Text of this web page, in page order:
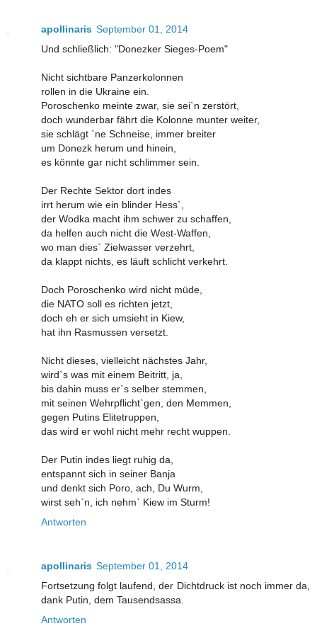
apollinaris September 01, 2014
Und schließlich: "Donezker Sieges-Poem"
Nicht sichtbare Panzerkolonnen
rollen in die Ukraine ein.
Poroschenko meinte zwar, sie sei`n zerstört,
doch wunderbar fährt die Kolonne munter weiter,
sie schlägt `ne Schneise, immer breiter
um Donezk herum und hinein,
es könnte gar nicht schlimmer sein.
Der Rechte Sektor dort indes
irrt herum wie ein blinder Hess`,
der Wodka macht ihm schwer zu schaffen,
da helfen auch nicht die West-Waffen,
wo man dies` Zielwasser verzehrt,
da klappt nichts, es läuft schlicht verkehrt.
Doch Poroschenko wird nicht müde,
die NATO soll es richten jetzt,
doch eh er sich umsieht in Kiew,
hat ihn Rasmussen versetzt.
Nicht dieses, vielleicht nächstes Jahr,
wird`s was mit einem Beitritt, ja,
bis dahin muss er`s selber stemmen,
mit seinen Wehrpflicht`gen, den Memmen,
gegen Putins Elitetruppen,
das wird er wohl nicht mehr recht wuppen.
Der Putin indes liegt ruhig da,
entspannt sich in seiner Banja
und denkt sich Poro, ach, Du Wurm,
wirst seh`n, ich nehm` Kiew im Sturm!
Antworten
apollinaris September 01, 2014
Fortsetzung folgt laufend, der Dichtdruck ist noch immer da,
dank Putin, dem Tausendsassa.
Antworten